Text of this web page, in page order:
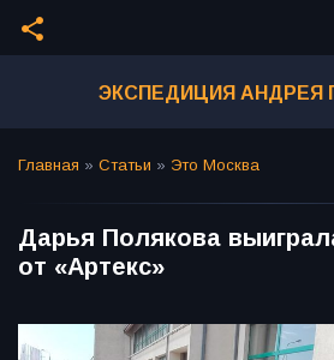
share
ЭКСПЕДИЦИЯ АНДРЕЯ
Главная » Статьи » Это Москва
Дарья Полякова
от «Артекс»